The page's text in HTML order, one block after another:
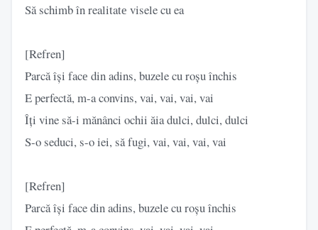
Să schimb în realitatе visele cu ea
[Refren]
Parcă își facе din adins, buzele cu roșu închis
E perfectă, m-a convins, vai, vai, vai, vai
Îți vine să-i mănânci ochii ăia dulci, dulci, dulci
S-o seduci, s-o iei, să fugi, vai, vai, vai, vai
[Refren]
Parcă își face din adins, buzele cu roșu închis